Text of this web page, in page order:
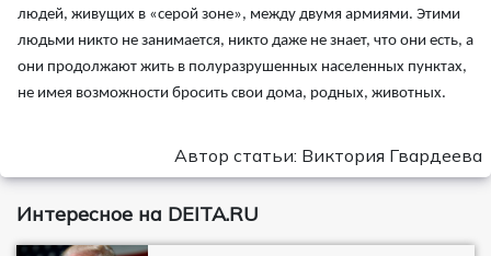
людей, живущих в «серой зоне», между двумя армиями. Этими
людьми никто не занимается, никто даже не знает, что они есть, а
они продолжают жить в полуразрушенных населенных пунктах,
не имея возможности бросить свои дома, родных, животных.
Автор статьи: Виктория Гвардеева
Интересное на DEITA.RU